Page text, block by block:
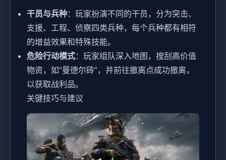
干员与兵种：玩家扮演不同的干员，分为突击、
支援、工程、侦察四类兵种，每个兵种都有相符
的增益效果和特殊技能。
危险行动模式：玩家组队深入地图，搜刮高价值
物资，如“曼德尔砖”，并前往撤离点成功撤离，
以获取战利品。
关键技巧与建议